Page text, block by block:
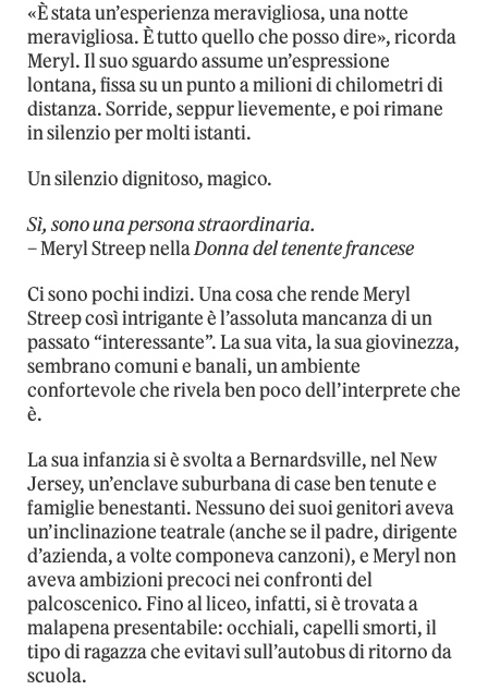
«È stata un’esperienza meravigliosa, una notte
meravigliosa. È tutto quello che posso dire», ricorda
Meryl. Il suo sguardo assume un’espressione
lontana, fissa su un punto a milioni di chilometri di
distanza. Sorride, seppur lievemente, e poi rimane
in silenzio per molti istanti.
Un silenzio dignitoso, magico.
Sì, sono una persona straordinaria.
– Meryl Streep nellaDonna del tenente francese
Ci sono pochi indizi. Una cosa che rende Meryl
Streep così intrigante è l’assoluta mancanza di un
passato “interessante”. La sua vita, la sua giovinezza,
sembrano comuni e banali, un ambiente
confortevole che rivela ben poco dell’interprete che
è.
La sua infanzia si è svolta a Bernardsville, nel New
Jersey, un’enclave suburbana di case ben tenute e
famiglie benestanti. Nessuno dei suoi genitori aveva
un’inclinazione teatrale (anche se il padre, dirigente
d’azienda, a volte componeva canzoni), e Meryl non
aveva ambizioni precoci nei confronti del
palcoscenico. Fino al liceo, infatti, si è trovata a
malapena presentabile: occhiali, capelli smorti, il
tipo di ragazza che evitavi sull’autobus di ritorno da
scuola.